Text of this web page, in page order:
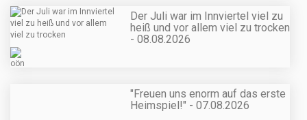
Der Juli war im Innviertel viel zu
heiß und vor allem viel zu trocken
- 08.08.2026
"Freuen uns enorm auf das erste
Heimspiel!" - 07.08.2026